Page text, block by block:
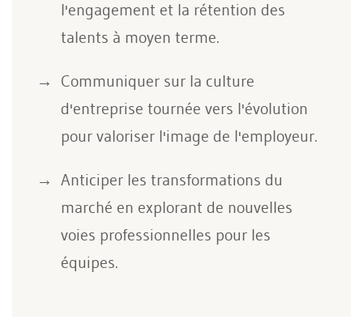
l'engagement et la rétention des
talents à moyen terme.
Communiquer sur la culture
d'entreprise tournée vers l'évolution
pour valoriser l'image de l'employeur.
Anticiper les transformations du
marché en explorant de nouvelles
voies professionnelles pour les
équipes.